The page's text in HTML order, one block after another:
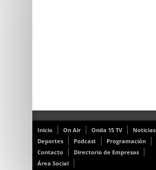
Inicio On Air Onda 15 TV
Noticias
Deportes
Podcast
Programación
Contacto
Directorio de Empresas
Área Social